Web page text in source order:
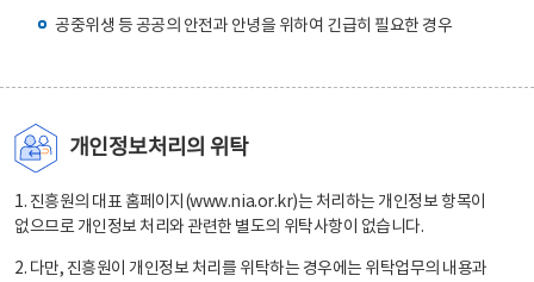
공중위생 등 공공의 안전과 안녕을 위하여 긴급히 필요한 경우
개인정보처리의 위탁
1. 진흥원의 대표 홈페이지(www.nia.or.kr)는 처리하는 개인정보 항목이
없으므로 개인정보 처리와 관련한 별도의 위탁사항이 없습니다.
2. 다만, 진흥원이 개인정보 처리를 위탁하는 경우에는 위탁업무의 내용과